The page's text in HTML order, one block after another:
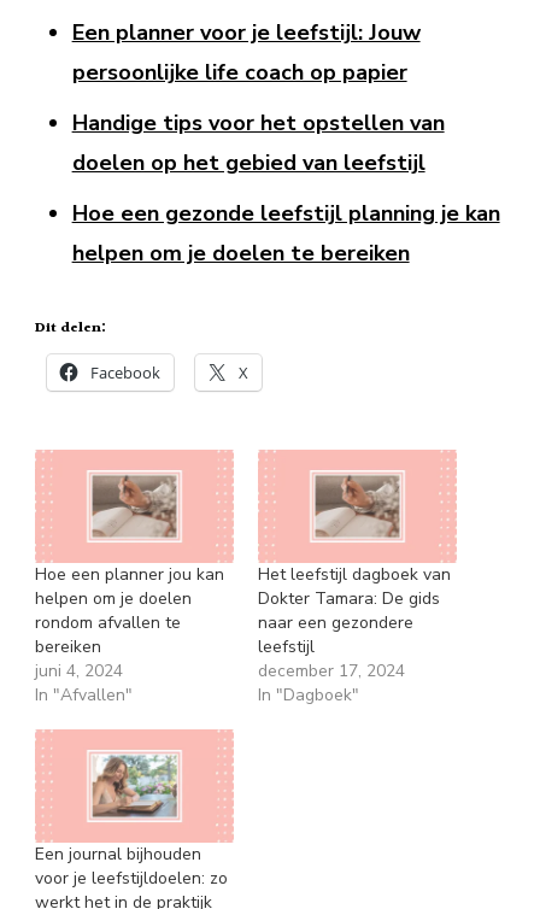
Een planner voor je leefstijl: Jouw
persoonlijke life coach op papier
Handige tips voor het opstellen van
doelen op het gebied van leefstijl
Hoe een gezonde leefstijl planning je kan
helpen om je doelen te bereiken
Dit delen:
Facebook X
Hoe een planner jou kan
helpen om je doelen
rondom afvallen te
bereiken
juni 4, 2024
In "Afvallen"
Het leefstijl dagboek van
Dokter Tamara: De gids
naar een gezondere
leefstijl
december 17, 2024
In "Dagboek"
Een journal bijhouden
voor je leefstijldoelen: zo
werkt het in de praktijk